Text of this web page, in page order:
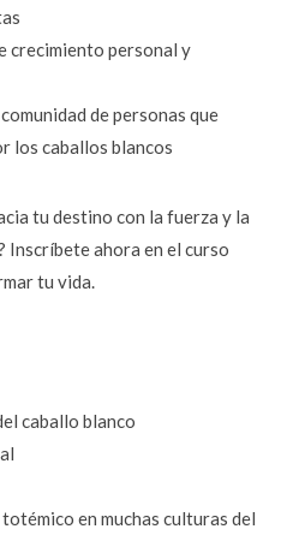
crecimiento personal y
de personas que
los caballos blancos
tu destino con la fuerza y la
Inscríbete ahora en el curso
tu vida.
caballo blanco
en muchas culturas del